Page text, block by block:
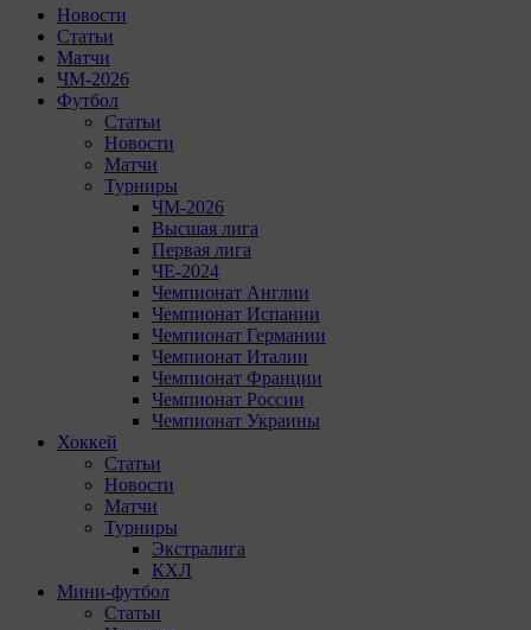
Новости
Статьи
Матчи
ЧМ-2026
Футбол
Статьи
Новости
Матчи
Турниры
ЧМ-2026
Высшая лига
Первая лига
ЧЕ-2024
Чемпионат Англии
Чемпионат Испании
Чемпионат Германии
Чемпионат Италии
Чемпионат Франции
Чемпионат России
Чемпионат Украины
Хоккей
Статьи
Новости
Матчи
Турниры
Экстралига
КХЛ
Мини-футбол
Статьи